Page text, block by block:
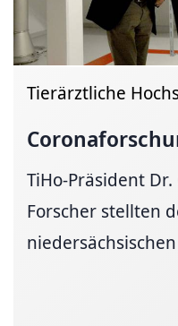
Tierärztliche
TiHo-Präsident
Forscher stellten